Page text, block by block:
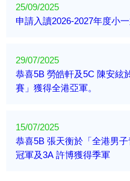
25/09/2025
申請入讀2026-2027年度小
29/07/2025
恭喜5B 勞皓軒及5C 陳安絃
賽」獲得全港亞軍。
15/07/2025
恭喜5B 張天衡於「全港男
冠軍及3A 許博獲得季軍